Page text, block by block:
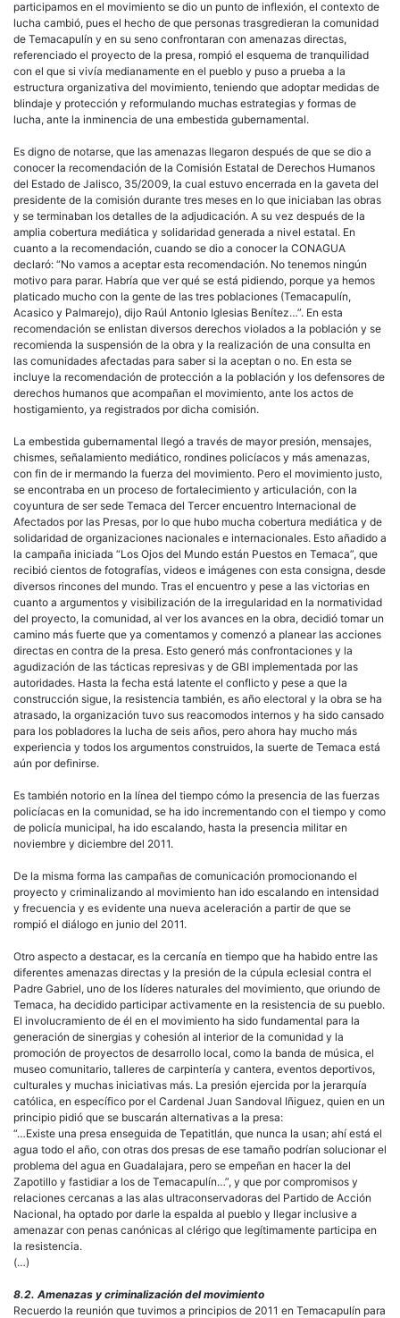
participamos en el movimiento se dio un punto de inflexión, el contexto de
lucha cambió, pues el hecho de que personas trasgredieran la comunidad
de Temacapulín y en su seno confrontaran con amenazas directas,
referenciado el proyecto de la presa, rompió el esquema de tranquilidad
con el que si vivía medianamente en el pueblo y puso a prueba a la
estructura organizativa del movimiento, teniendo que adoptar medidas de
blindaje y protección y reformulando muchas estrategias y formas de
lucha, ante la inminencia de una embestida gubernamental.
Es digno de notarse, que las amenazas llegaron después de que se dio a
conocer la recomendación de la Comisión Estatal de Derechos Humanos
del Estado de Jalisco, 35/2009, la cual estuvo encerrada en la gaveta del
presidente de la comisión durante tres meses en lo que iniciaban las obras
y se terminaban los detalles de la adjudicación. A su vez después de la
amplia cobertura mediática y solidaridad generada a nivel estatal. En
cuanto a la recomendación, cuando se dio a conocer la CONAGUA
declaró: “No vamos a aceptar esta recomendación. No tenemos ningún
motivo para parar. Habría que ver qué se está pidiendo, porque ya hemos
platicado mucho con la gente de las tres poblaciones (Temacapulín,
Acasico y Palmarejo), dijo Raúl Antonio Iglesias Benítez…”. En esta
recomendación se enlistan diversos derechos violados a la población y se
recomienda la suspensión de la obra y la realización de una consulta en
las comunidades afectadas para saber si la aceptan o no. En esta se
incluye la recomendación de protección a la población y los defensores de
derechos humanos que acompañan el movimiento, ante los actos de
hostigamiento, ya registrados por dicha comisión.
La embestida gubernamental llegó a través de mayor presión, mensajes,
chismes, señalamiento mediático, rondines policíacos y más amenazas,
con fin de ir mermando la fuerza del movimiento. Pero el movimiento justo,
se encontraba en un proceso de fortalecimiento y articulación, con la
coyuntura de ser sede Temaca del Tercer encuentro Internacional de
Afectados por las Presas, por lo que hubo mucha cobertura mediática y de
solidaridad de organizaciones nacionales e internacionales. Esto añadido a
la campaña iniciada “Los Ojos del Mundo están Puestos en Temaca”, que
recibió cientos de fotografías, videos e imágenes con esta consigna, desde
diversos rincones del mundo. Tras el encuentro y pese a las victorias en
cuanto a argumentos y visibilización de la irregularidad en la normatividad
del proyecto, la comunidad, al ver los avances en la obra, decidió tomar un
camino más fuerte que ya comentamos y comenzó a planear las acciones
directas en contra de la presa. Esto generó más confrontaciones y la
agudización de las tácticas represivas y de GBI implementada por las
autoridades. Hasta la fecha está latente el conflicto y pese a que la
construcción sigue, la resistencia también, es año electoral y la obra se ha
atrasado, la organización tuvo sus reacomodos internos y ha sido cansado
para los pobladores la lucha de seis años, pero ahora hay mucho más
experiencia y todos los argumentos construidos, la suerte de Temaca está
aún por definirse.
Es también notorio en la línea del tiempo cómo la presencia de las fuerzas
policíacas en la comunidad, se ha ido incrementando con el tiempo y como
de policía municipal, ha ido escalando, hasta la presencia militar en
noviembre y diciembre del 2011.
De la misma forma las campañas de comunicación promocionando el
proyecto y criminalizando al movimiento han ido escalando en intensidad
y frecuencia y es evidente una nueva aceleración a partir de que se
rompió el diálogo en junio del 2011.
Otro aspecto a destacar, es la cercanía en tiempo que ha habido entre las
diferentes amenazas directas y la presión de la cúpula eclesial contra el
Padre Gabriel, uno de los líderes naturales del movimiento, que oriundo de
Temaca, ha decidido participar activamente en la resistencia de su pueblo.
El involucramiento de él en el movimiento ha sido fundamental para la
generación de sinergias y cohesión al interior de la comunidad y la
promoción de proyectos de desarrollo local, como la banda de música, el
museo comunitario, talleres de carpintería y cantera, eventos deportivos,
culturales y muchas iniciativas más. La presión ejercida por la jerarquía
católica, en específico por el Cardenal Juan Sandoval Iñiguez, quien en un
principio pidió que se buscarán alternativas a la presa:
“…Existe una presa enseguida de Tepatitlán, que nunca la usan; ahí está el
agua todo el año, con otras dos presas de ese tamaño podrían solucionar el
problema del agua en Guadalajara, pero se empeñan en hacer la del
Zapotillo y fastidiar a los de Temacapulín…”, y que por compromisos y
relaciones cercanas a las alas ultraconservadoras del Partido de Acción
Nacional, ha optado por darle la espalda al pueblo y llegar inclusive a
amenazar con penas canónicas al clérigo que legítimamente participa en
la resistencia.
(…)
8.2. Amenazas y criminalización del movimiento
Recuerdo la reunión que tuvimos a principios de 2011 en Temacapulín para